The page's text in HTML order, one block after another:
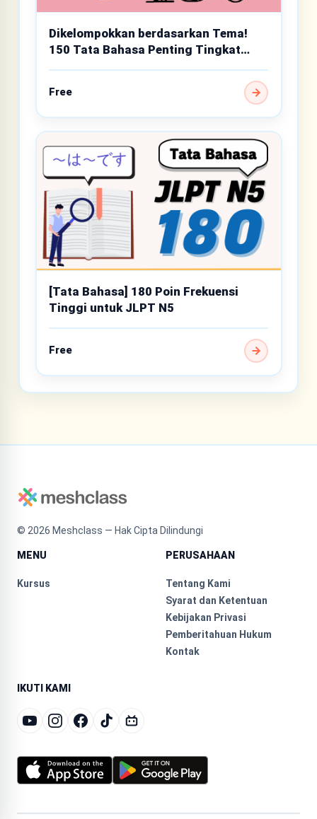
Dikelompokkan berdasarkan Tema!
150 Tata Bahasa Penting Tingkat
Dasar
Free
[Tata Bahasa] 180 Poin Frekuensi
Tinggi untuk JLPT N5
Free
© 2026 Meshclass — Hak Cipta Dilindungi
MENU
Kursus
PERUSAHAAN
Tentang Kami
Syarat dan Ketentuan
Kebijakan Privasi
Pemberitahuan Hukum
Kontak
IKUTI KAMI